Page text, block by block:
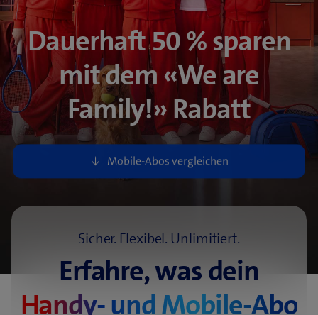
Dauerhaft 50 % sparen
mit dem «We are
Family!» Rabatt
Sicher. Flexibel. Unlimitiert.
Erfahre, was dein
Handy- und Mobile-Abo